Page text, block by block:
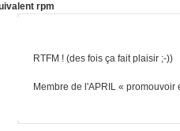
rpm
RTFM ! (des fois ça fait plaisir ;-))
Membre de l'APRIL «